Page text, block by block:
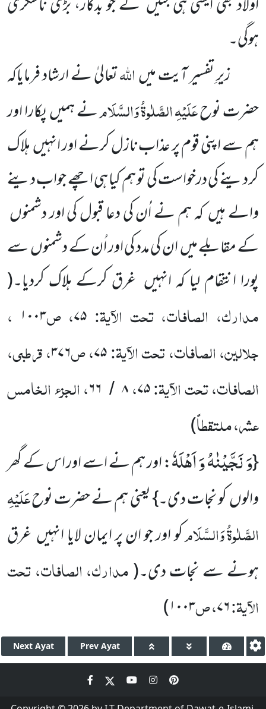
ہوگی۔
زیرِ تفسیر آیت میںاللہتعالیٰ نے ارشاد فرمایاکہ
حضرت نوحعَلَیْہِالصَّلٰوۃُوَالسَّلَامنے ہمیں پکارا اور
ہم سے اپنی قوم پر عذاب نازل کرنے اور انہیں ہلاک
کر دینے کی درخواست کی تو ہم کیا ہی اچھے جواب دینے
والے ہیں کہ ہم نے اُن کی دعا قبول کی اور دشمنوں
کے مقابلے میں ان کی مدد کی اور اُن کے دشمنوں سے
پورا انتقام لیا کہ انہیں غرق کرکے ہلاک کردیا۔(
مدارک، الصافات، تحت الآیۃ: ۷۵، ص۱۰۰۳ ،
جلالین، الصافات، تحت الآیۃ:۷۵، ص۳۷۶، قرطبی،
الصافات، تحت الآیۃ:۷۵،۸ / ۶۶، الجزء الخامس
عشر، ملتقطاً)
{وَ نَجَّیْنٰهُ وَ اَهْلَهٗ: اور ہم نے اسے اور اس کے گھر
والوں کو نجات دی۔} یعنی ہم نے حضرت نوحعَلَیْہِ
الصَّلٰوۃُوَالسَّلَامکو اور جو ان پر ایمان لایا انہیں غرق
ہونے سے نجات دی۔(مدارک، الصافات، تحت
الآیۃ:۷۶، ص۱۰۰۳)
Next Ayat Prev Ayat